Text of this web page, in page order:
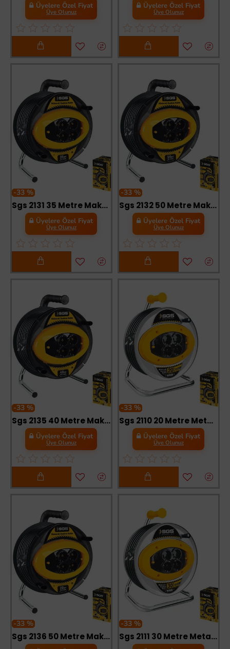
Üyelere Özel Fiyat
Üye Olunuz
Üyelere Özel Fiyat
Üye Olunuz
-33 %
Sgs 2131 35 Metre Makaralı Uzatma Kablosu 3X1,5 Kablo
Üyelere Özel Fiyat
Üye Olunuz
-33 %
Sgs 2132 50 Metre Makaralı Uzatma Kablosu 3X1,5 Kablo
Üyelere Özel Fiyat
Üye Olunuz
-33 %
Sgs 2135 40 Metre Makaralı Uzatma Kablosu 3X2,5 Kablo
Üyelere Özel Fiyat
Üye Olunuz
-33 %
Sgs 2110 20 Metre Metal Makaralı Uzatma Kablosu 3X2,5 Kablo
Üyelere Özel Fiyat
Üye Olunuz
-33 %
Sgs 2136 50 Metre Makaralı Uzatma Kablosu 3X2,5 Kablo
-33 %
Sgs 2111 30 Metre Metal Makaralı Uzatma Kablosu 3X2,5 Kablo